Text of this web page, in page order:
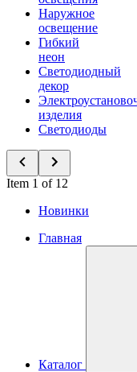
Наружное
освещение
Гибкий
неон
Светодиодный
декор
изделия
Светодиоды
Item 1 of 12
Новинки
Главная
Каталог